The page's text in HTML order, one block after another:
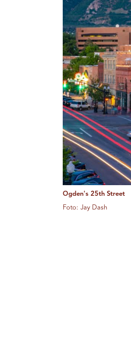
Ogden's 25th Street
Foto: Jay Dash